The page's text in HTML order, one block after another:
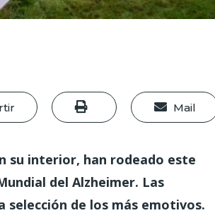
Mail
su interior, han rodeado este
del Alzheimer. Las
selección de los más emotivos.